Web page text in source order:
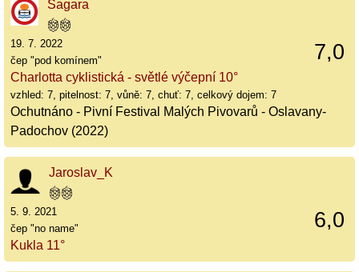
Sagara
7,0
19. 7. 2022
čep "pod komínem"
Charlotta cyklistická - světlé výčepní 10°
vzhled: 7, pitelnost: 7, vůně: 7, chuť: 7, celkový dojem: 7
Ochutnáno - Pivní Festival Malých Pivovarů - Oslavany-
Padochov (2022)
Jaroslav_K
6,0
5. 9. 2021
čep "no name"
Kukla 11°